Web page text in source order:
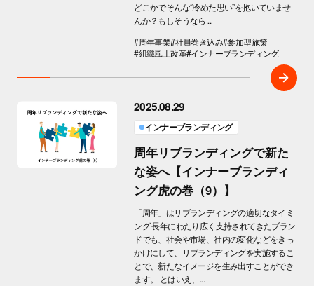
どこかでそんな“冷めた思い”を抱いていませ
んか？もしそうなら...
#周年事業#社員巻き込み#参加型施策
#組織風土改革#インナーブランディング
2025.08.29
インナーブランディング
周年リブランディングで新た
な姿へ【インナーブランディ
ング虎の巻（9）】
「周年」はリブランディングの適切なタイミ
ング 長年にわたり広く支持されてきたブラン
ドでも、社会や市場、社内の変化などをきっ
かけにして、リブランディングを実施するこ
とで、新たなイメージを生み出すことができ
ます。 とはいえ、...